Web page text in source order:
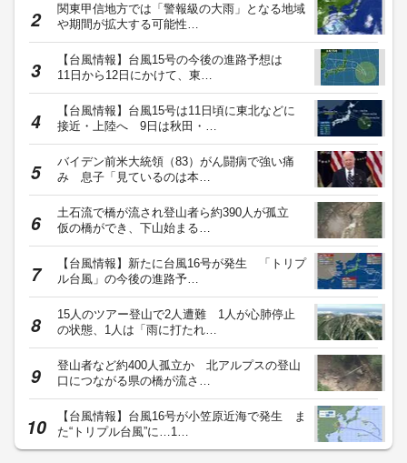
関東甲信地方では「警報級の大雨」となる地域
や期間が拡大する可能性…
【台風情報】台風15号の今後の進路予想は
11日から12日にかけて、東…
【台風情報】台風15号は11日頃に東北などに
接近・上陸へ 9日は秋田・…
バイデン前米大統領（83）がん闘病で強い痛
み 息子「見ているのは本…
土石流で橋が流され登山者ら約390人が孤立
仮の橋ができ、下山始まる…
【台風情報】新たに台風16号が発生 「トリプ
ル台風」の今後の進路予…
15人のツアー登山で2人遭難 1人が心肺停止
の状態、1人は「雨に打たれ…
登山者など約400人孤立か 北アルプスの登山
口につながる県の橋が流さ…
【台風情報】台風16号が小笠原近海で発生 ま
た“トリプル台風”に…1…